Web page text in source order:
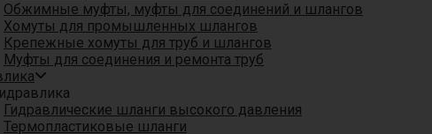
Обжимные муфты, муфты для соединений и шлангов
Хомуты для промышленных шлангов
Крепежные хомуты для труб и шлангов
Муфты для соединения и ремонта труб
Гидравлические шланги высокого давления
Термопластиковые шланги